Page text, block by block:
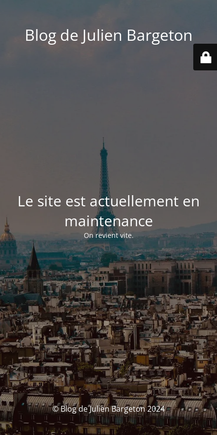
Blog de Julien Bargeton
Le site est actuellement en
maintenance
On revient vite.
© Blog de Julien Bargeton 2024